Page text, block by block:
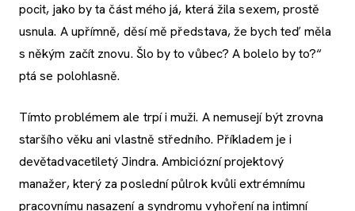
pocit, jako by ta část mého já, která žila sexem, prostě
usnula. A upřímně, děsí mě představa, že bych teď měla
s někým začít znovu. Šlo by to vůbec? A bolelo by to?“
ptá se polohlasně.
Tímto problémem ale trpí i muži. A nemusejí být zrovna
staršího věku ani vlastně středního. Příkladem je i
devětadvacetiletý Jindra. Ambiciózní projektový
manažer, který za poslední půlrok kvůli extrémnímu
pracovnímu nasazení a syndromu vyhoření na intimní